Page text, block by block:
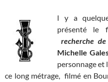
l y a
présenté le
recherche
Michelle
personnage et
ce long métrage, filmé en